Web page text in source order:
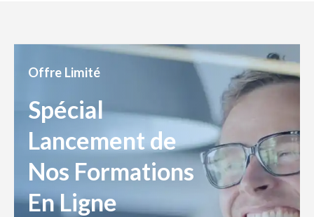
Offre Limité
Spécial
Lancement de
Nos Formations
En Ligne